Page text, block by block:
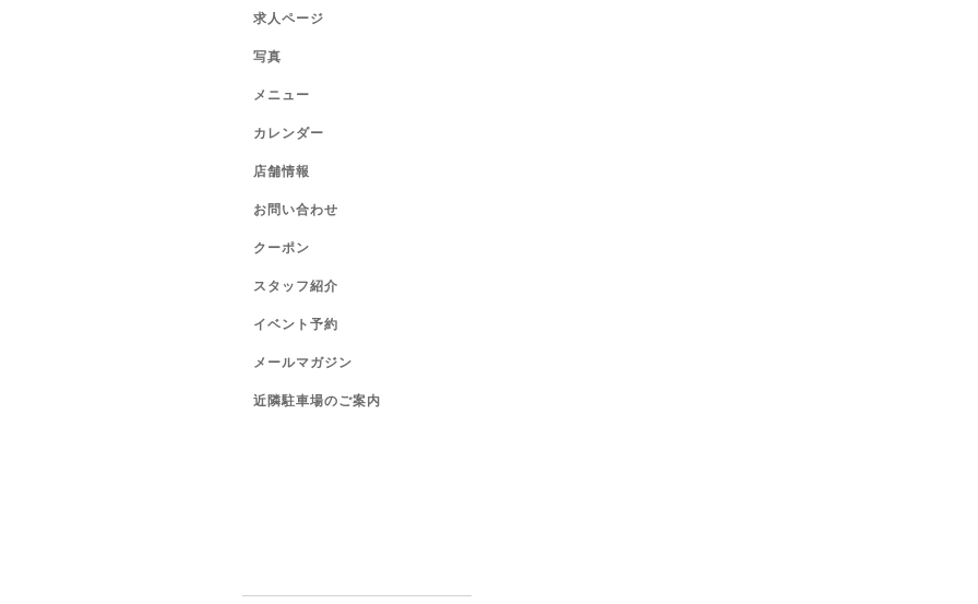
求人ページ
写真
メニュー
カレンダー
店舗情報
お問い合わせ
クーポン
スタッフ紹介
イベント予約
メールマガジン
近隣駐車場のご案内